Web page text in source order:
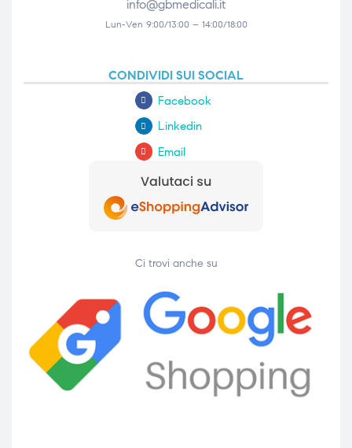
info@gbmedicali.it
Lun-Ven 9:00/13:00 – 14:00/18:00
CONDIVIDI SUI SOCIAL
Facebook
Linkedin
Email
Ci trovi anche su